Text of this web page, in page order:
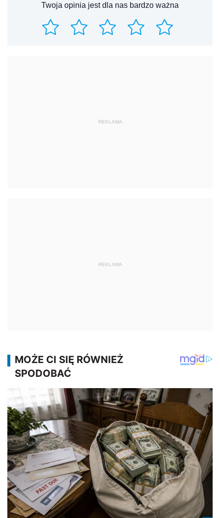
Twoja opinia jest dla nas bardzo ważna
REKLAMA
REKLAMA